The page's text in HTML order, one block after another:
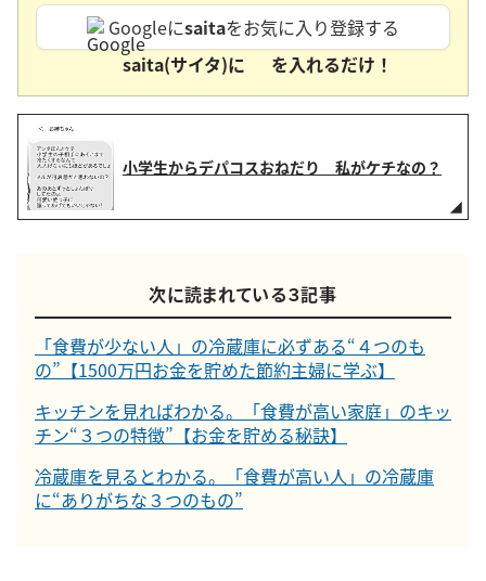
Googleにsaitaをお気に入り登録する
saita(サイタ)に
を入れるだけ！
小学生からデパコスおねだり 私がケチなの？
次に読まれている３記事
「食費が少ない人」の冷蔵庫に必ずある“４つのも
の”【1500万円お金を貯めた節約主婦に学ぶ】
キッチンを見ればわかる。「食費が高い家庭」のキッ
チン“３つの特徴”【お金を貯める秘訣】
冷蔵庫を見るとわかる。「食費が高い人」の冷蔵庫
に“ありがちな３つのもの”